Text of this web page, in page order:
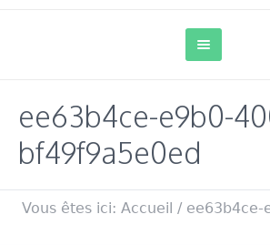
ee63b4ce-e9b0-
bf49f9a5e0ed
Vous êtes ici: Accueil / ee63b4ce-